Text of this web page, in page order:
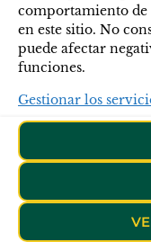
comportamiento de
en este sitio. No
puede afectar
funciones.
Gestionar los
aprobación.
Esta agilización
dos años) tiene
vigor lo antes
para poder
vacantes a
el ahora vigente
implementación